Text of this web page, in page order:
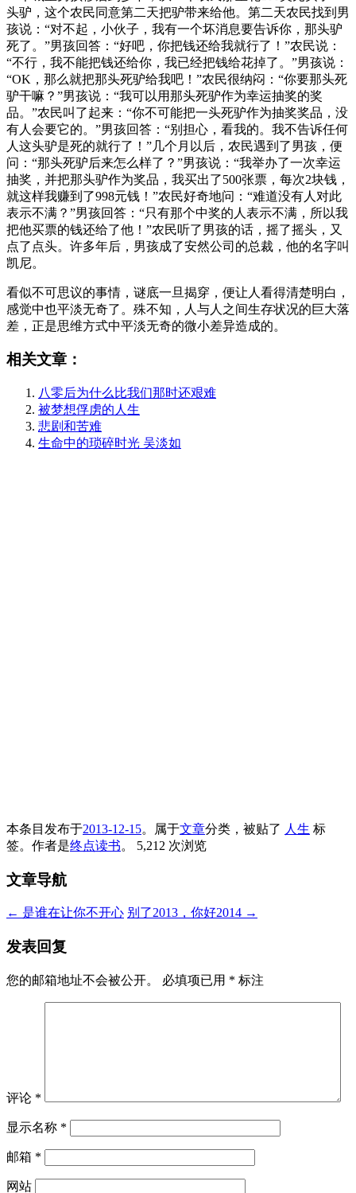
头驴，这个农民同意第二天把驴带来给他。第二天农民找到男
孩说：“对不起，小伙子，我有一个坏消息要告诉你，那头驴
死了。”男孩回答：“好吧，你把钱还给我就行了！”农民说：
“不行，我不能把钱还给你，我已经把钱给花掉了。”男孩说：
“OK，那么就把那头死驴给我吧！”农民很纳闷：“你要那头死
驴干嘛？”男孩说：“我可以用那头死驴作为幸运抽奖的奖
品。”农民叫了起来：“你不可能把一头死驴作为抽奖奖品，没
有人会要它的。”男孩回答：“别担心，看我的。我不告诉任何
人这头驴是死的就行了！”几个月以后，农民遇到了男孩，便
问：“那头死驴后来怎么样了？”男孩说：“我举办了一次幸运
抽奖，并把那头驴作为奖品，我买出了500张票，每次2块钱，
就这样我赚到了998元钱！”农民好奇地问：“难道没有人对此
表示不满？”男孩回答：“只有那个中奖的人表示不满，所以我
把他买票的钱还给了他！”农民听了男孩的话，摇了摇头，又
点了点头。许多年后，男孩成了安然公司的总裁，他的名字叫
凯尼。
看似不可思议的事情，谜底一旦揭穿，便让人看得清楚明白，
感觉中也平淡无奇了。殊不知，人与人之间生存状况的巨大落
差，正是思维方式中平淡无奇的微小差异造成的。
相关文章：
八零后为什么比我们那时还艰难
被梦想俘虏的人生
悲剧和苦难
生命中的琐碎时光 吴淡如
本条目发布于2013-12-15。属于文章分类，被贴了 人生 标
签。 作者是终点读书。 5,212 次浏览
文章导航
← 是谁在让你不开心 别了2013，你好2014 →
发表回复
您的邮箱地址不会被公开。 必填项已用 * 标注
评论 *
显示名称 *
邮箱 *
网站